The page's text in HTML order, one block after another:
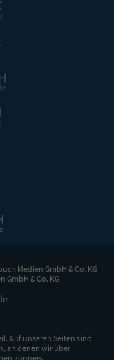
Medien GmbH & Co. KG
& Co. KG
Auf unseren Seiten sind
an denen wir über
können.